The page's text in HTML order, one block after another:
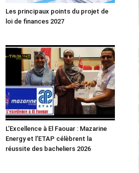
Les principaux points du projet de
loi de finances 2027
L’Excellence à El Faouar : Mazarine
Energy et l’ETAP célèbrent la
réussite des bacheliers 2026